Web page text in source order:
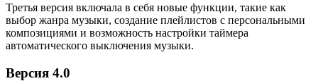
Третья версия включала в себя новые функции, такие как
выбор жанра музыки, создание плейлистов с персональными
композициями и возможность настройки таймера
автоматического выключения музыки.
Версия 4.0